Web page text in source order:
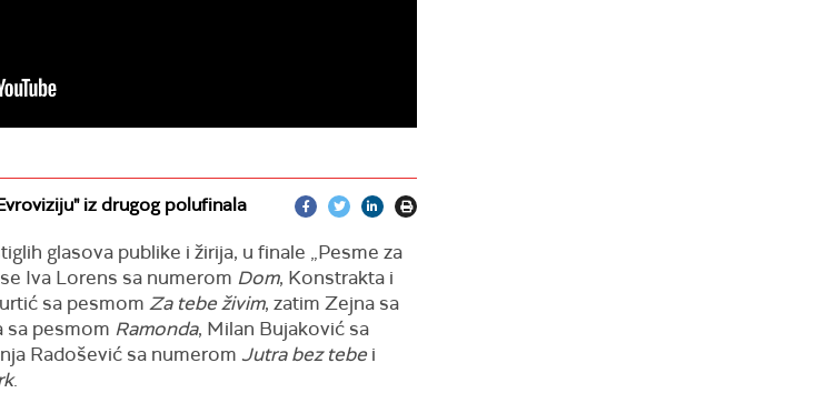
iz drugog polufinala
glasova publike i žirija, u finale „Pesme za
Iva Lorens sa numerom Dom, Konstrakta i
sa pesmom Za tebe živim, zatim Zejna sa
sa pesmom Ramonda, Milan Bujaković sa
Radošević sa numerom Jutra bez tebei
.